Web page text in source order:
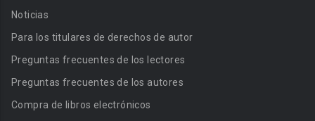
Noticias
Para los titulares de derechos de autor
Preguntas frecuentes de los lectores
Preguntas frecuentes de los autores
Compra de libros electrónicos